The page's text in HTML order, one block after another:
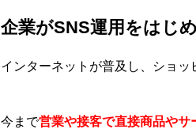
企業がSNS運用をはじ
インターネットが普及し、ショッ
今まで営業や接客で直接商品やサ